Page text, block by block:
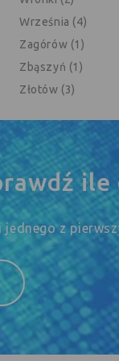
Września (4)
Zagórów (1)
Zbąszyń (1)
Złotów (3)
ile
z